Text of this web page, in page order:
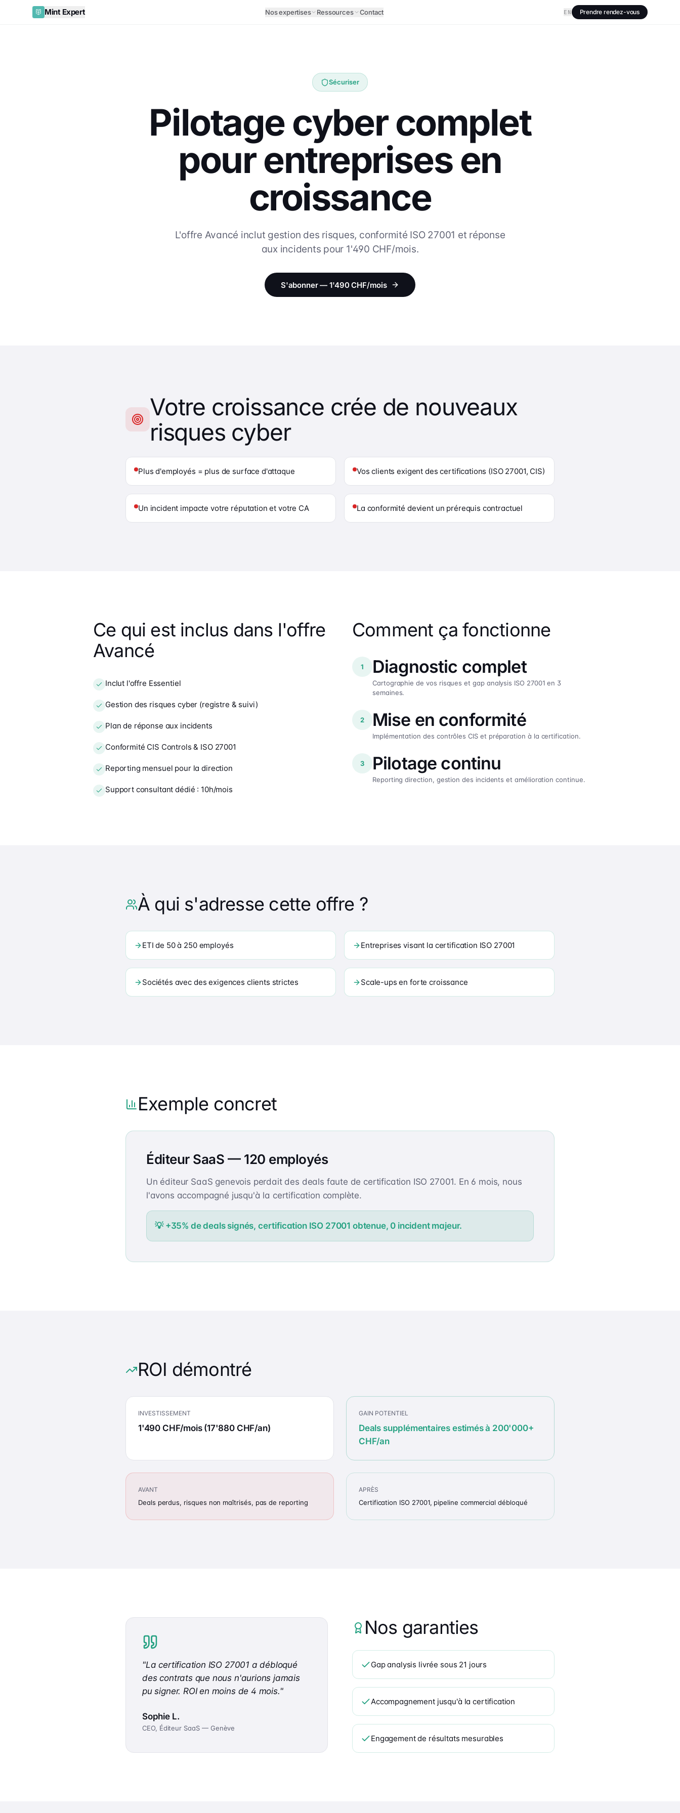
Mint Expert Nos expertises Ressources Contact EN Prendre rendez-vous
Sécuriser
Pilotage cyber complet
pour entreprises en
croissance
L'offre Avancé inclut gestion des risques, conformité ISO 27001 et réponse
aux incidents pour 1'490 CHF/mois.
S'abonner — 1'490 CHF/mois
Votre croissance crée de nouveaux
risques cyber
Plus d'employés = plus de surface d'attaque Vos clients exigent des certifications (ISO 27001, CIS)
Un incident impacte votre réputation et votre CA La conformité devient un prérequis contractuel
Ce qui est inclus dans l'offre
Avancé
Inclut l'offre Essentiel
Gestion des risques cyber (registre & suivi)
Plan de réponse aux incidents
Conformité CIS Controls & ISO 27001
Reporting mensuel pour la direction
Support consultant dédié : 10h/mois
Comment ça fonctionne
1 Diagnostic complet
Cartographie de vos risques et gap analysis ISO 27001 en 3
semaines.
2 Mise en conformité
Implémentation des contrôles CIS et préparation à la certification.
3 Pilotage continu
Reporting direction, gestion des incidents et amélioration continue.
À qui s'adresse cette offre ?
ETI de 50 à 250 employés Entreprises visant la certification ISO 27001
Sociétés avec des exigences clients strictes Scale-ups en forte croissance
Exemple concret
Éditeur SaaS — 120 employés
Un éditeur SaaS genevois perdait des deals faute de certification ISO 27001. En 6 mois, nous
l'avons accompagné jusqu'à la certification complète.
💡 +35% de deals signés, certification ISO 27001 obtenue, 0 incident majeur.
ROI démontré
INVESTISSEMENT
1'490 CHF/mois (17'880 CHF/an)
GAIN POTENTIEL
Deals supplémentaires estimés à 200'000+
CHF/an
AVANT
Deals perdus, risques non maîtrisés, pas de reporting
APRÈS
Certification ISO 27001, pipeline commercial débloqué
"La certification ISO 27001 a débloqué
des contrats que nous n'aurions jamais
pu signer. ROI en moins de 4 mois."
Sophie L.
CEO, Éditeur SaaS — Genève
Nos garanties
Gap analysis livrée sous 21 jours
Accompagnement jusqu'à la certification
Engagement de résultats mesurables